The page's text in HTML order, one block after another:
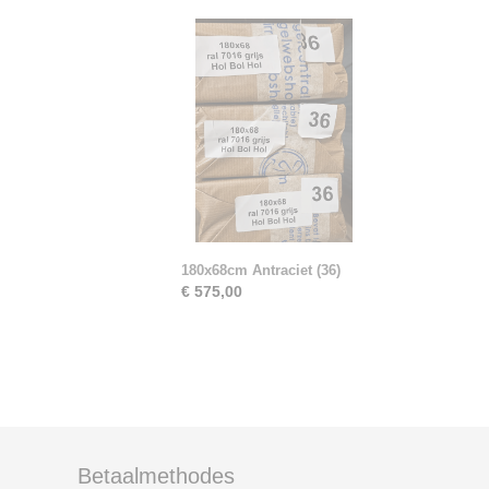
180x68cm Antraciet (36)
€ 575,00
Betaalmethodes